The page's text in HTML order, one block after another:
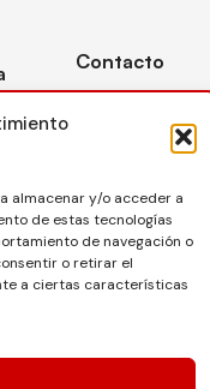
almacenar y/o acceder a
de estas tecnologías
de navegación o
o retirar el
a ciertas características
pago
Contacto
C/ Reina Felicia
50-54,
50003,
976 73 08 41